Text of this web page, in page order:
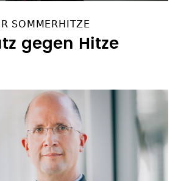
SOMMERHITZE
gegen Hitze